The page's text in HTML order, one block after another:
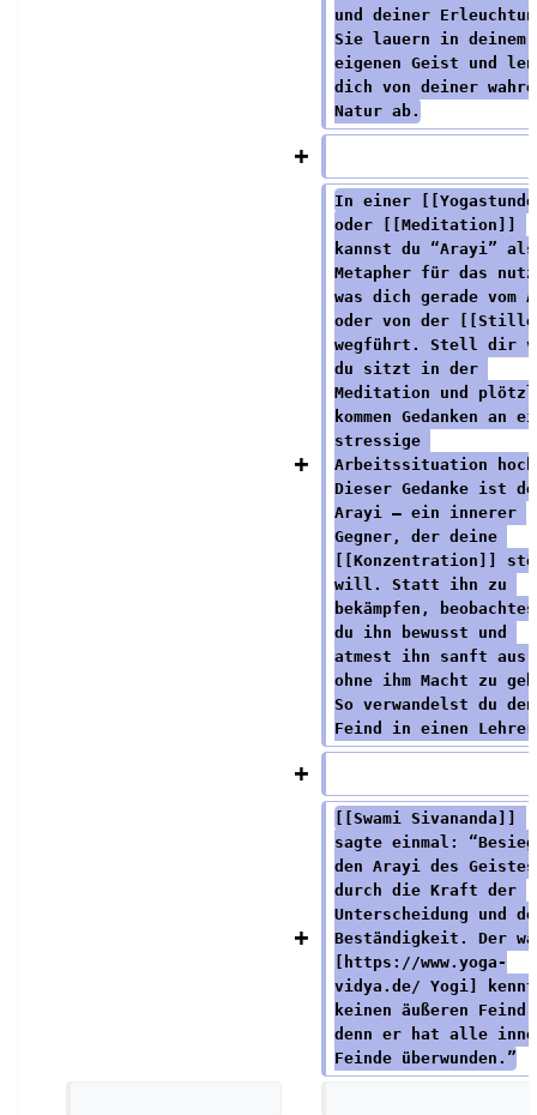
und deiner
Sie lauern in deinem
eigenen Geist und
dich von deiner
Natur ab.
In einer
oder [[Meditation]]
kannst du “Arayi”
Metapher für das
was dich gerade vom
oder von der
wegführt. Stell dir
du sitzt in der
Meditation und
kommen Gedanken an
stressige
Arbeitssituation
Dieser Gedanke ist
Arayi – ein innerer
Gegner, der deine
[[Konzentration]]
will. Statt ihn zu
bekämpfen,
du ihn bewusst und
atmest ihn sanft
ohne ihm Macht zu
So verwandelst du
Feind in einen
[[Swami Sivananda]]
sagte einmal:
den Arayi des
durch die Kraft der
Unterscheidung und
Beständigkeit. Der
[https://www.yoga-
vidya.de/ Yogi]
keinen äußeren
denn er hat alle
Feinde überwunden.”